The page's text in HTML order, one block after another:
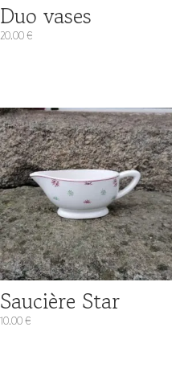
Duo vases
20.00€
Saucière Star
10.00€